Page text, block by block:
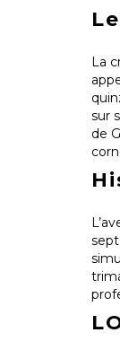
La
sur
de